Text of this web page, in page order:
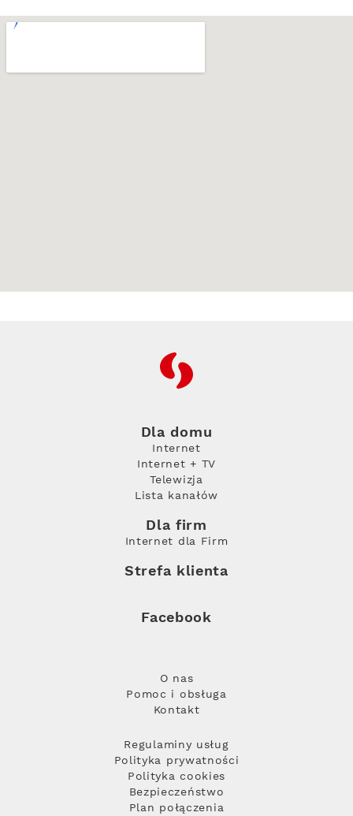
RFC
Dla domu
Internet
Internet + TV
Telewizja
Lista kanałów
Dla firm
Internet dla Firm
Strefa klienta
Facebook
O nas
Pomoc i obsługa
Kontakt
Regulaminy usług
Polityka prywatności
Polityka cookies
Bezpieczeństwo
Plan połączenia